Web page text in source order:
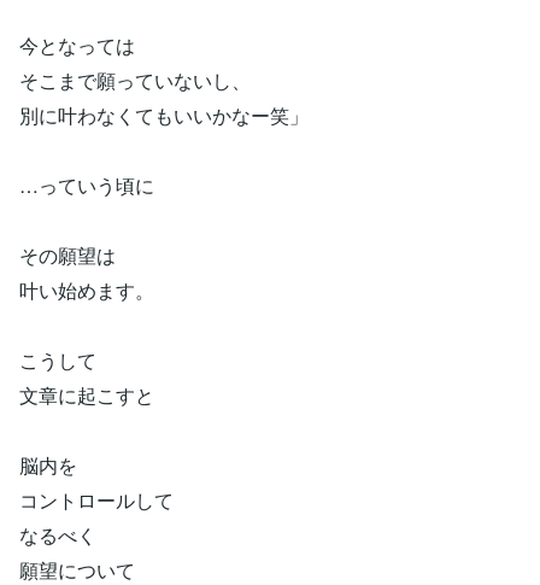
今となっては
そこまで願っていないし、
別に叶わなくてもいいかなー笑」
…っていう頃に
その願望は
叶い始めます。
こうして
文章に起こすと
脳内を
コントロールして
なるべく
願望について